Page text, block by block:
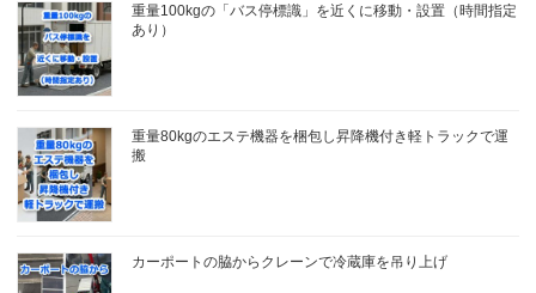
重量100kgの「バス停標識」を近くに移動・設置（時間指定
あり）
重量80kgのエステ機器を梱包し昇降機付き軽トラックで運
搬
カーポートの脇からクレーンで冷蔵庫を吊り上げ